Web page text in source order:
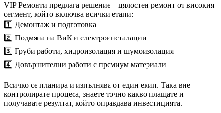
VIP Ремонти предлага решение – цялостен ремонт от високия
сегмент, който включва всички етапи:
1️⃣ Демонтаж и подготовка
2️⃣ Подмяна на ВиК и електроинсталации
3️⃣ Груби работи, хидроизолация и шумоизолация
4️⃣ Довършителни работи с премиум материали
Всичко се планира и изпълнява от един екип. Така вие
контролирате процеса, знаете точно какво плащате и
получавате резултат, който оправдава инвестицията.